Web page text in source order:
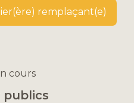
remplaçant(e)
cours
publics